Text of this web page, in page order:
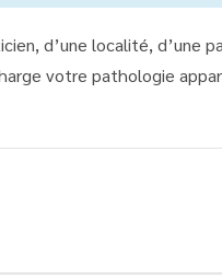
d’une localité, d’une
votre pathologie